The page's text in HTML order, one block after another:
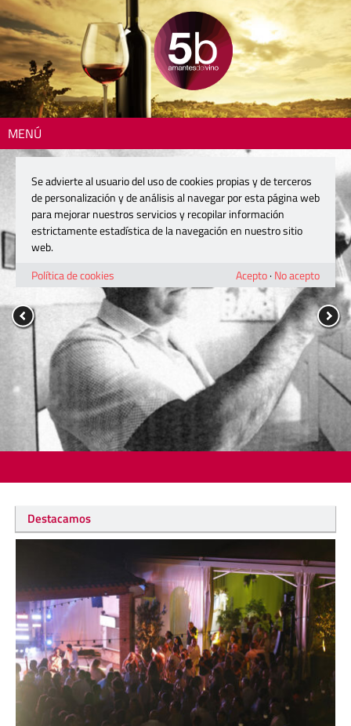
MENÚ
Destacamos
Se advierte al usuario del uso de cookies propias y de terceros
de personalización y de análisis al navegar por esta página web
para mejorar nuestros servicios y recopilar información
estrictamente estadística de la navegación en nuestro sitio
web.
Política de cookies
Acepto· No acepto